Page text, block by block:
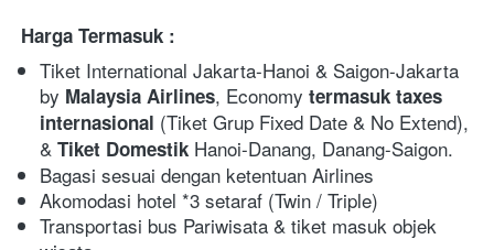
Harga Termasuk :
Tiket International Jakarta-Hanoi & Saigon-Jakarta
by Malaysia Airlines, Economy termasuk taxes
internasional (Tiket Grup Fixed Date & No Extend),
& Tiket Domestik Hanoi-Danang, Danang-Saigon.
Bagasi sesuai dengan ketentuan Airlines
Akomodasi hotel *3 setaraf (Twin / Triple)
Transportasi bus Pariwisata & tiket masuk objek